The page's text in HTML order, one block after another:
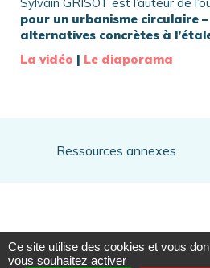
pour un urbanisme circulaire
alternatives concrètes à
La vidéo | Le diaporama
Ressources annexes
Ce site utilise des cookies et vous
vous souhaitez activer